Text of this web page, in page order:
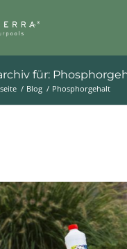
für:
/ Blog / Phosphorgehalt